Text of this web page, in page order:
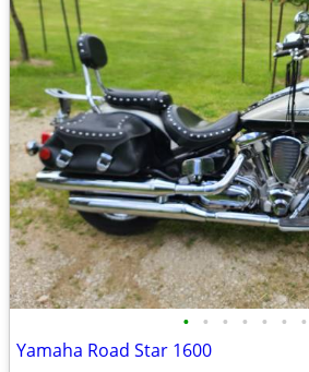
• • • • • • •
Yamaha Road Star 1600